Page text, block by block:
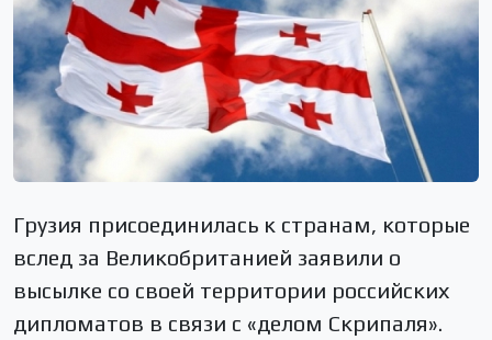
Грузия присоединилась к странам, которые
вслед за Великобританией заявили о
высылке со своей территории российских
дипломатов в связи с «делом Скрипаля».